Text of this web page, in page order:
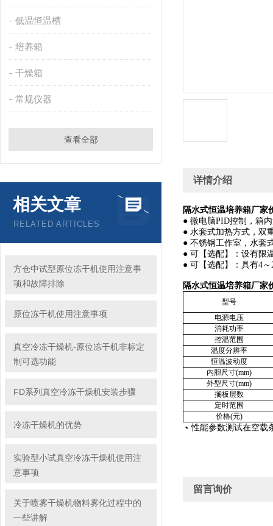
低温恒温槽
培养箱
干燥箱
常规仪器
查看全部
相关文章
RELATED ARTICLES
方仓中试型原位冻干机使用注意事
项和故障排除
原位冻干机使用注意事项
真空冷冻干燥机-原位冻干机非标定
制可选功能
FD系列真空冷冻干燥机安装步骤
冷冻干燥机的优势
实验型小试真空冷冻干燥机使用注
意事项
关于喷雾干燥机物料雾化过程中的
一些讲解
详情介绍
隔水式恒温培养箱厂家
● 微电脑PID控制，箱
● 水套式加热方式，双
● 不锈钢工作室，水套
● 可【选配】：设有限
● 可【选配】：具有4 ～
隔水式恒温培养箱厂家
型号
电源电压
消耗功率
控温范围
温度分辨率
恒温波动度
内胆尺寸(mm)
外型尺寸(mm)
搁板层数
定时范围
价格(元)
﹡性能参数测试在空载
留言询价